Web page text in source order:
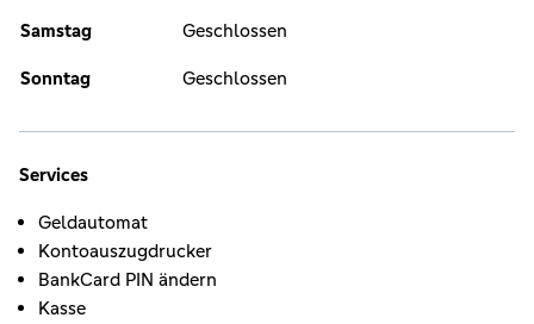
Samstag Geschlossen
Sonntag Geschlossen
Services
Geldautomat
Kontoauszugdrucker
BankCard PIN ändern
Kasse